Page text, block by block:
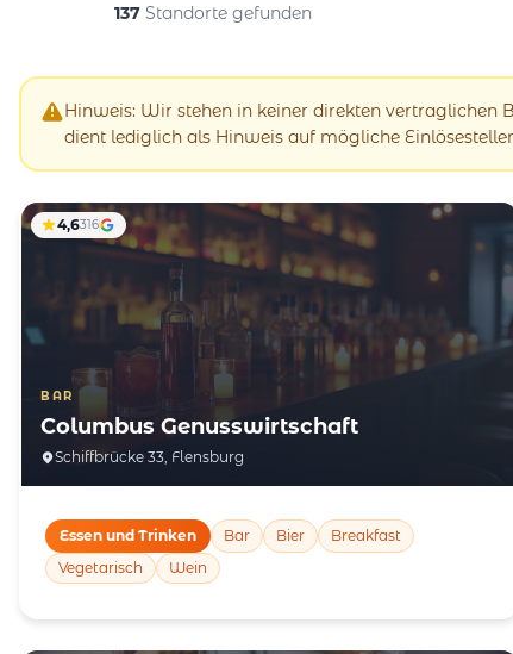
137 Standorte gefunden
Hinweis: Wir stehen in keiner direkten
dient lediglich als Hinweis auf mögliche
BAR
Columbus Genusswirtschaft
Schiffbrücke 33, Flensburg
4,6316
Essen und Trinken Bar Bier
Breakfast
Vegetarisch
Wein